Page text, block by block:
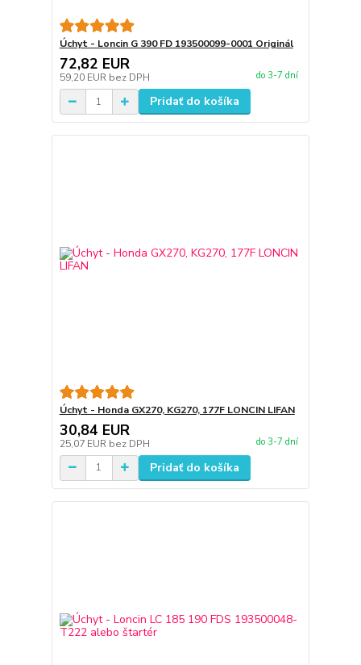
Úchyt - Loncin G 390 FD 193500099-0001 Originál
72,82 EUR
59,20 EUR bez DPH do 3-7 dní
Pridať do košíka
Úchyt - Honda GX270, KG270, 177F LONCIN LIFAN
30,84 EUR
25,07 EUR bez DPH do 3-7 dní
Pridať do košíka